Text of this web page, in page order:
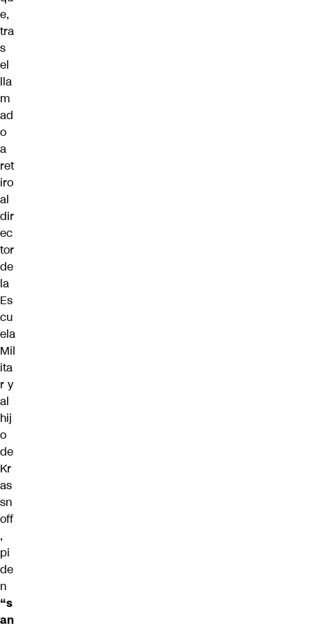
e,
tra
s
el
lla
m
ad
o
a
ret
iro
al
dir
ec
tor
de
la
Es
cu
ela
Mil
ita
r y
al
hij
o
de
Kr
as
sn
off
,
pi
de
n
“s
an